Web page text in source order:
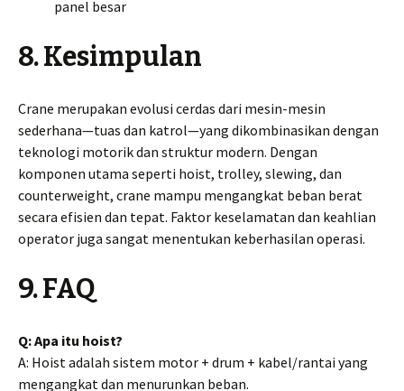
panel besar
8. Kesimpulan
Crane merupakan evolusi cerdas dari mesin-mesin
sederhana—tuas dan katrol—yang dikombinasikan dengan
teknologi motorik dan struktur modern. Dengan
komponen utama seperti hoist, trolley, slewing, dan
counterweight, crane mampu mengangkat beban berat
secara efisien dan tepat. Faktor keselamatan dan keahlian
operator juga sangat menentukan keberhasilan operasi.
9. FAQ
Q: Apa itu hoist?
A: Hoist adalah sistem motor + drum + kabel/rantai yang
mengangkat dan menurunkan beban.